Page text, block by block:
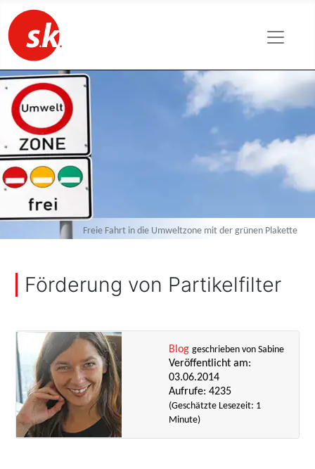
Freie Fahrt in die Umweltzone mit der grünen Plakette
Förderung von Partikelfilter
Blog geschrieben von Sabine
Veröffentlicht am:
03.06.2014
Aufrufe: 4235
(Geschätzte Lesezeit: 1
Minute)